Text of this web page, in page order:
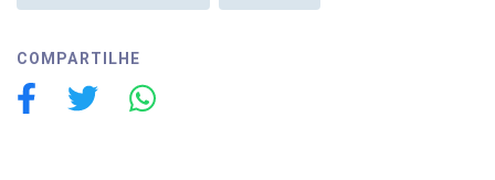
COMPARTILHE